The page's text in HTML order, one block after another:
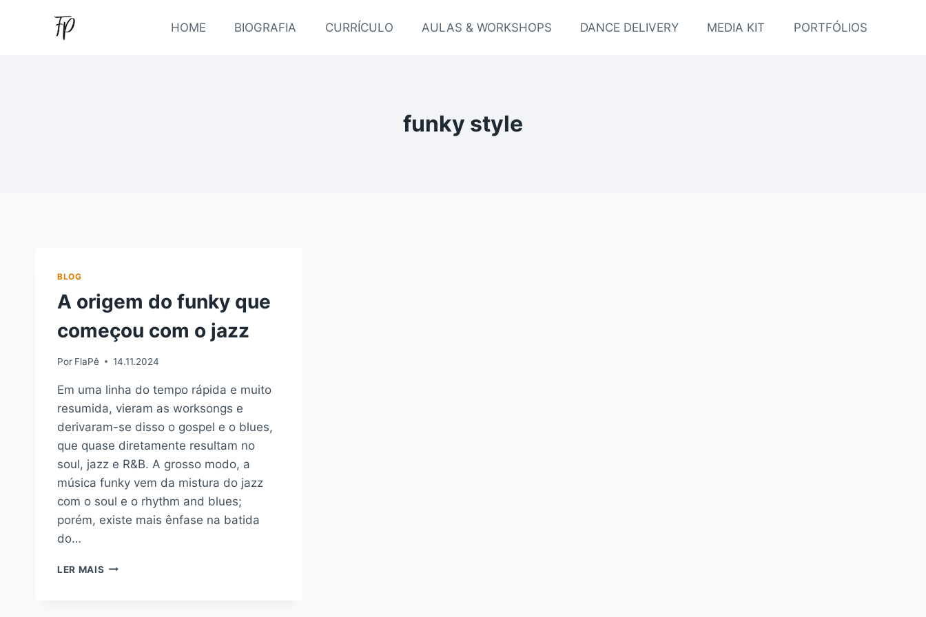
HOME BIOGRAFIA CURRÍCULO AULAS & WORKSHOPS DANCE DELIVERY MEDIA KIT PORTFÓLIOS
funky style
BLOG
A origem do funky que
começou com o jazz
Por FlaPê 14.11.2024
Em uma linha do tempo rápida e muito
resumida, vieram as worksongs e
derivaram-se disso o gospel e o blues,
que quase diretamente resultam no
soul, jazz e R&B. A grosso modo, a
música funky vem da mistura do jazz
com o soul e o rhythm and blues;
porém, existe mais ênfase na batida
do…
LER MAIS A